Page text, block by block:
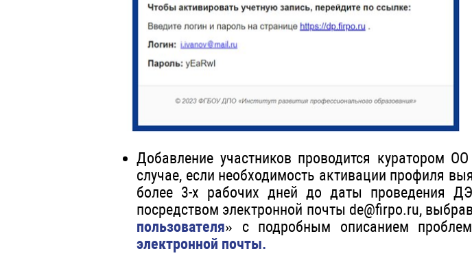
Добавление участников проводится
случае, если необходимость активации профиля
более 3-х рабочих дней до даты проведения
посредством электронной почты de@firpo.ru,
пользователя» с подробным описанием
электронной почты.